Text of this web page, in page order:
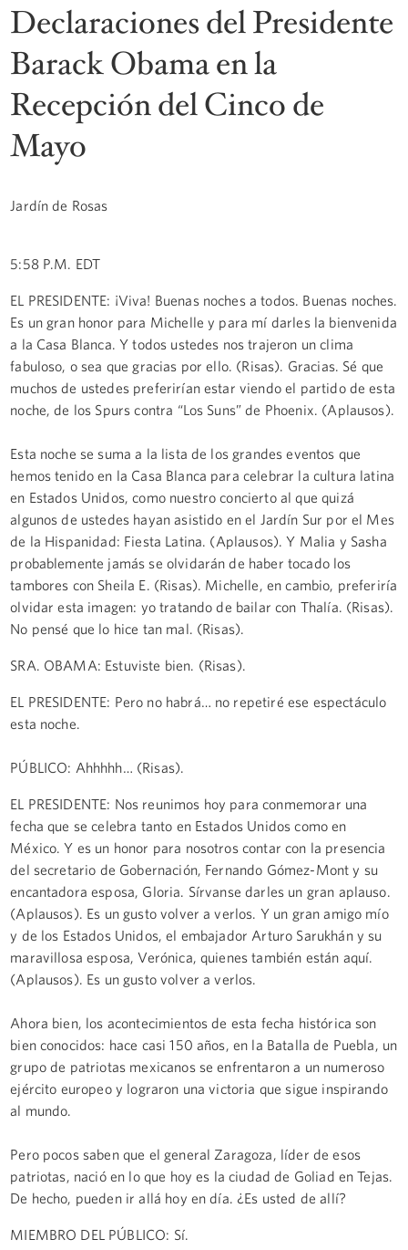
Declaraciones del Presidente
Barack Obama en la
Recepción del Cinco de
Mayo
Jardín de Rosas
5:58 P.M. EDT
EL PRESIDENTE: ¡Viva! Buenas noches a todos. Buenas noches.
Es un gran honor para Michelle y para mí darles la bienvenida
a la Casa Blanca. Y todos ustedes nos trajeron un clima
fabuloso, o sea que gracias por ello. (Risas). Gracias. Sé que
muchos de ustedes preferirían estar viendo el partido de esta
noche, de los Spurs contra “Los Suns” de Phoenix. (Aplausos).
Esta noche se suma a la lista de los grandes eventos que
hemos tenido en la Casa Blanca para celebrar la cultura latina
en Estados Unidos, como nuestro concierto al que quizá
algunos de ustedes hayan asistido en el Jardín Sur por el Mes
de la Hispanidad: Fiesta Latina. (Aplausos). Y Malia y Sasha
probablemente jamás se olvidarán de haber tocado los
tambores con Sheila E. (Risas). Michelle, en cambio, preferiría
olvidar esta imagen: yo tratando de bailar con Thalía. (Risas).
No pensé que lo hice tan mal. (Risas).
SRA. OBAMA: Estuviste bien. (Risas).
EL PRESIDENTE: Pero no habrá… no repetiré ese espectáculo
esta noche.
PÚBLICO: Ahhhhh… (Risas).
EL PRESIDENTE: Nos reunimos hoy para conmemorar una
fecha que se celebra tanto en Estados Unidos como en
México. Y es un honor para nosotros contar con la presencia
del secretario de Gobernación, Fernando Gómez-Mont y su
encantadora esposa, Gloria. Sírvanse darles un gran aplauso.
(Aplausos). Es un gusto volver a verlos. Y un gran amigo mío
y de los Estados Unidos, el embajador Arturo Sarukhán y su
maravillosa esposa, Verónica, quienes también están aquí.
(Aplausos). Es un gusto volver a verlos.
Ahora bien, los acontecimientos de esta fecha histórica son
bien conocidos: hace casi 150 años, en la Batalla de Puebla, un
grupo de patriotas mexicanos se enfrentaron a un numeroso
ejército europeo y lograron una victoria que sigue inspirando
al mundo.
Pero pocos saben que el general Zaragoza, líder de esos
patriotas, nació en lo que hoy es la ciudad de Goliad en Tejas.
De hecho, pueden ir allá hoy en día. ¿Es usted de allí?
MIEMBRO DEL PÚBLICO: Sí.